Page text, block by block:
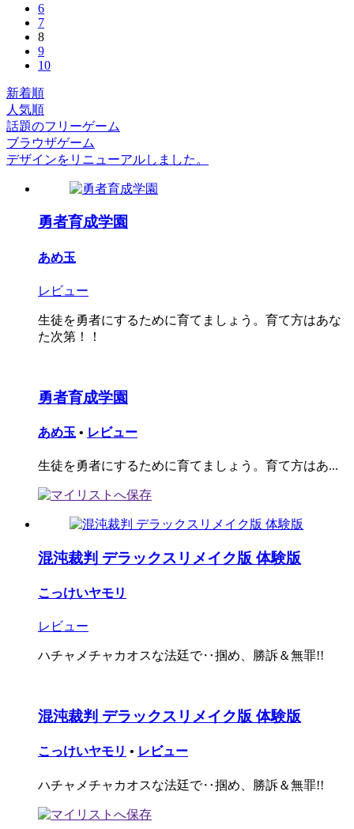
6
7
8
9
10
新着順
人気順
話題のフリーゲーム
ブラウザゲーム
デザインをリニューアルしました。
勇者育成学園
あめ玉
レビュー
生徒を勇者にするために育てましょう。育て方はあな
た次第！！
勇者育成学園
あめ玉 • レビュー
生徒を勇者にするために育てましょう。育て方はあ...
混沌裁判 デラックスリメイク版 体験版
こっけいヤモリ
レビュー
ハチャメチャカオスな法廷で‥掴め、勝訴＆無罪!!
混沌裁判 デラックスリメイク版 体験版
こっけいヤモリ • レビュー
ハチャメチャカオスな法廷で‥掴め、勝訴＆無罪!!